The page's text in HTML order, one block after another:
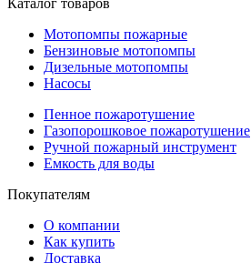
Мотопомпы пожарные
Бензиновые мотопомпы
Дизельные мотопомпы
Насосы
Пенное пожаротушение
Газопорошковое пожаротушение
Ручной пожарный инструмент
Емкость для воды
Покупателям
О компании
Как купить
Доставка